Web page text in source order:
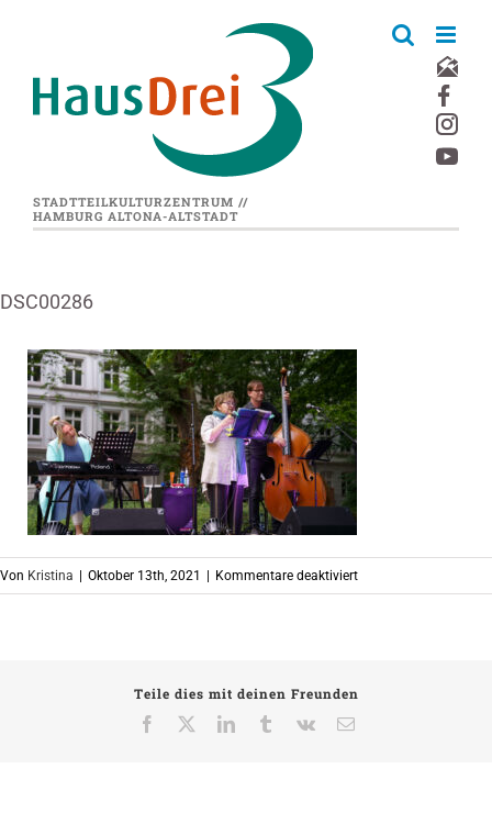
STADTTEILKULTURZENTRUM //
HAMBURG ALTONA-ALTSTADT
DSC00286
Von Kristina Oktober 13th, 2021 Kommentare deaktiviertfür
DSC00286
Teile dies mit deinen Freunden
Facebook
LinkedInTumblrVk
E-